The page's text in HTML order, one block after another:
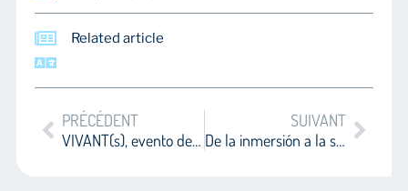
Related article
PRÉCÉDENT
VIVANT(s), evento de la ONG Bloom
SUIVANT
De la inmersión a la sumersión